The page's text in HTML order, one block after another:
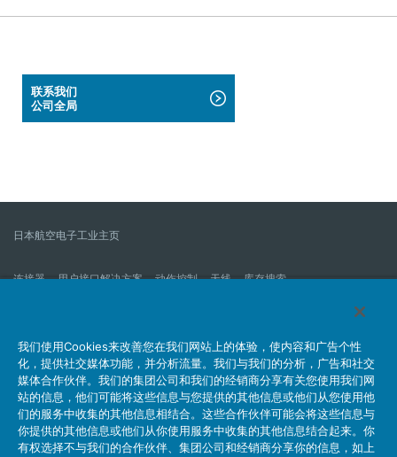
联系我们
公司全局
日本航空电子工业主页
连接器 用户接口解决方案 动作控制 天线 库存搜索
我们的公司 企业社会责任 IR消息 公司新到信息列表
产品信息新的列表
网站地图
联系我们
个人信息保护方针 JAE Cookie政策
关于利用本网站
社交媒体官方账号运营方针
我们使用Cookies来改善您在我们网站上的体验，使内容和广告个性
化，提供社交媒体功能，并分析流量。我们与我们的分析，广告和社交
媒体合作伙伴。我们的集团公司和我们的经销商分享有关您使用我们网
站的信息，他们可能将这些信息与您提供的其他信息或他们从您使用他
们的服务中收集的其他信息相结合。这些合作伙伴可能会将这些信息与
你提供的其他信息或他们从你使用服务中收集的其他信息结合起来。你
有权选择不与我们的合作伙伴、集团公司和经销商分享你的信息，如上